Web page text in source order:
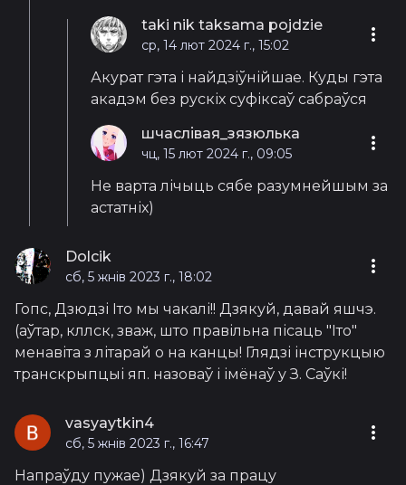
taki nik taksama pojdzie
ср, 14 лют 2024 г., 15:02
Акурат гэта і найдзіўнійшае. Куды гэта
акадэм без рускіх суфіксаў сабраўся
шчаслівая_зязюлька
чц, 15 лют 2024 г., 09:05
Не варта лічыць сябе разумнейшым за
астатніх)
Dolcik
сб, 5 жнів 2023 г., 18:02
Гопс, Дзюдзі Іто мы чакалі!! Дзякуй, давай яшчэ.
(аўтар, кллск, зваж, што правільна пісаць "Іто"
менавіта з літарай о на канцы! Глядзі інструкцыю
транскрыпцыі яп. назоваў і імёнаў у З. Саўкі!
vasyaytkin4
сб, 5 жнів 2023 г., 16:47
Напраўду пужае) Дзякуй за працу